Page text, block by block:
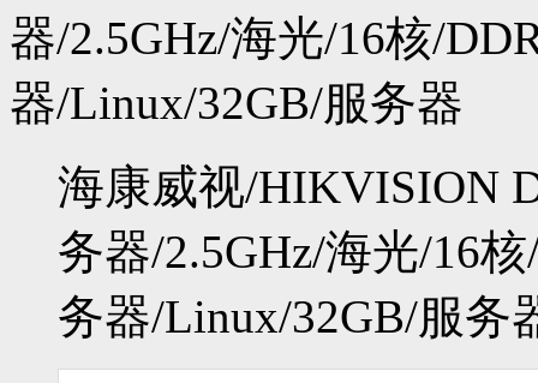
器/2.5GHz/海光/16核/
器/Linux/32GB/服务器
海康威视/HIKVISION
务器/2.5GHz/海光/16
务器/Linux/32GB/服务